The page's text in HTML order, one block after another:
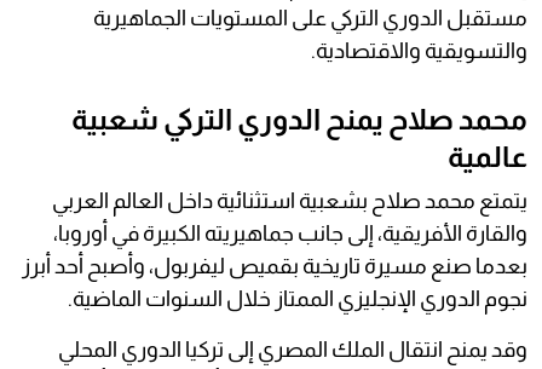
مستقبل الدوري التركي على المستويات الجماهيرية
والتسويقية والاقتصادية.
محمد صلاح يمنح الدوري التركي شعبية
عالمية
يتمتع محمد صلاح بشعبية استثنائية داخل العالم العربي
والقارة الأفريقية، إلى جانب جماهيريته الكبيرة في أوروبا،
بعدما صنع مسيرة تاريخية بقميص ليفربول، وأصبح أحد أبرز
نجوم الدوري الإنجليزي الممتاز خلال السنوات الماضية.
وقد يمنح انتقال الملك المصري إلى تركيا الدوري المحلي